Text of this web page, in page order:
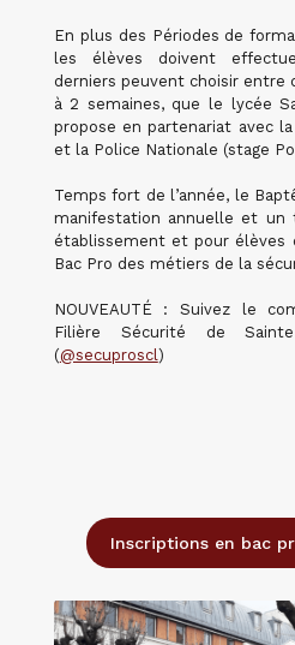
En plus des Périodes de
les élèves doivent
derniers peuvent choisir entre
à 2 semaines, que le lycée
propose en partenariat avec
et la Police Nationale (stage
Temps fort de l’année, le
manifestation annuelle et
établissement et pour élèves
Bac Pro des métiers de la
NOUVEAUTÉ : Suivez le
Filière Sécurité de
(@secuproscl)
Inscriptions en bac